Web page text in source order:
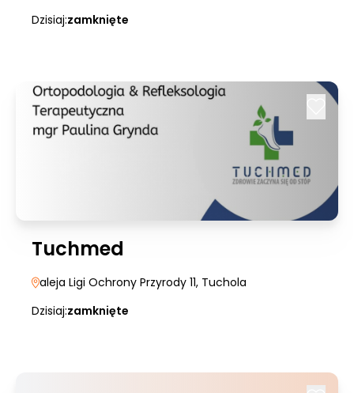
Dzisiaj:zamknięte
Tuchmed
aleja Ligi Ochrony Przyrody 11, Tuchola
Dzisiaj:zamknięte